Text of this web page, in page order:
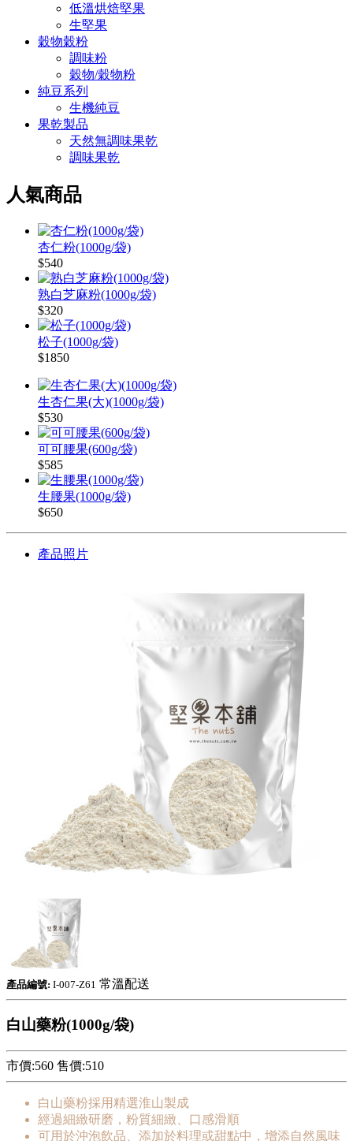
低溫烘焙堅果
生堅果
穀物穀粉
調味粉
穀物/穀物粉
純豆系列
生機純豆
果乾製品
天然無調味果乾
調味果乾
人氣商品
杏仁粉(1000g/袋)
$540
熟白芝麻粉(1000g/袋)
$320
松子(1000g/袋)
$1850
生杏仁果(大)(1000g/袋)
$530
可可腰果(600g/袋)
$585
生腰果(1000g/袋)
$650
產品照片
產品編號: I-007-Z61 常溫配送
白山藥粉(1000g/袋)
市價:560 售價:510
白山藥粉採用精選淮山製成
經過細緻研磨，粉質細緻、口感滑順
可用於沖泡飲品、添加於料理或甜點中，增添自然風味